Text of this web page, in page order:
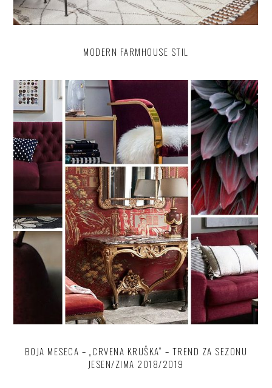
MODERN FARMHOUSE STIL
BOJA MESECA – „CRVENA KRUŠKA“ – TREND ZA SEZONU
JESEN/ZIMA 2018/2019